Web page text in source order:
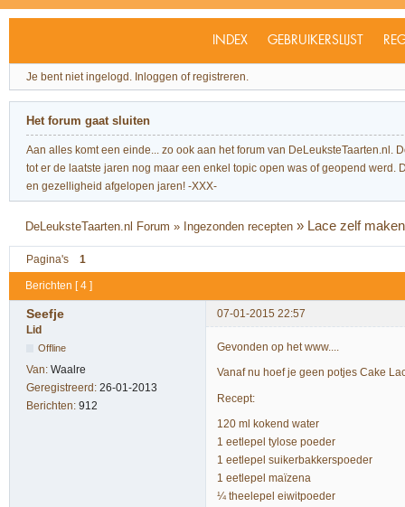
INDEX GEBRUIKERSLIJST
Je bent niet ingelogd. Inloggen of registreren.
Het forum gaat sluiten
Aan alles komt een einde... zo ook aan het forum van
tot er de laatste jaren nog maar een enkel topic open was of geopend
en gezelligheid afgelopen jaren! -XXX-
DeLeuksteTaarten.nl Forum » Ingezonden recepten » Lace zelf
Pagina's 1
Berichten [ 4 ]
Seefje
07-01-2015 22:57
Lid
Offline
Van: Waalre
Geregistreerd: 26-01-2013
Berichten: 912
Gevonden op het www....
Vanaf nu hoef je geen potjes Cake
Recept:
120 ml kokend water
1 eetlepel tylose poeder
1 eetlepel suikerbakkerspoeder
1 eetlepel maïzena
¼ theelepel eiwitpoeder